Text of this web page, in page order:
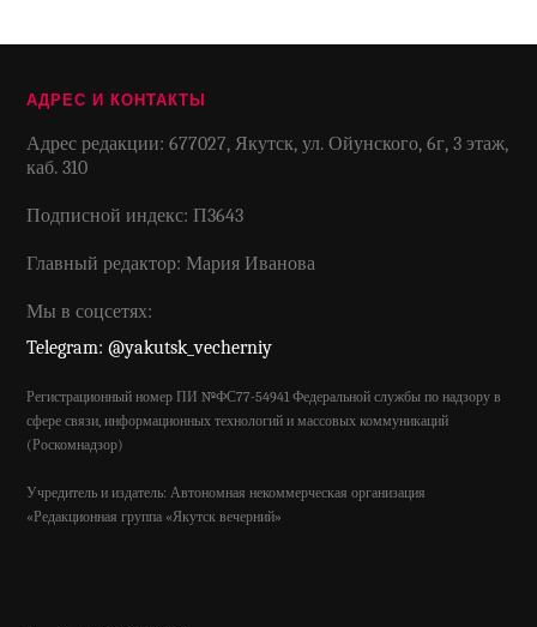
АДРЕС И КОНТАКТЫ
Адрес редакции: 677027, Якутск, ул. Ойунского, 6г, 3 этаж,
каб. 310
Подписной индекс: П3643
Главный редактор: Мария Иванова
Мы в соцсетях:
Telegram: @yakutsk_vecherniy
Регистрационный номер ПИ №ФС77-54941 Федеральной службы по надзору в
сфере связи, информационных технологий и массовых коммуникаций
(Роскомнадзор)
Учредитель и издатель: Автономная некоммерческая организация
«Редакционная группа «Якутск вечерний»